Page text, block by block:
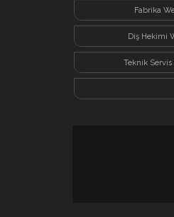
Fabrika
Diş Hekimi
Teknik Servis